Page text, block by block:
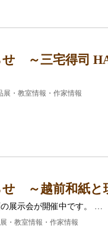
～三宅得司
展・教室情報・作家情報
～越前和紙と
展示会が開催中です。 …
・教室情報・作家情報